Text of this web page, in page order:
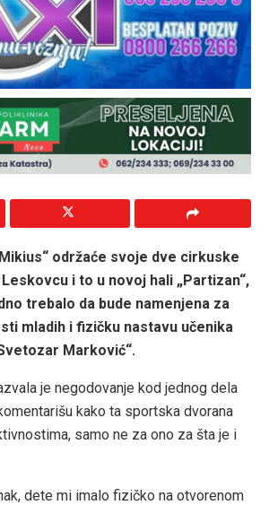
održaće svoje dve cirkuske
i to u novoj hali „Partizan“,
trebalo da bude namenjena za
mladih i fizičku nastavu učenika
Marković“.
je negodovanje kod jednog dela
kako ta sportska dvorana
samo ne za ono za šta je i
dete mi imalo fizičko na otvorenom